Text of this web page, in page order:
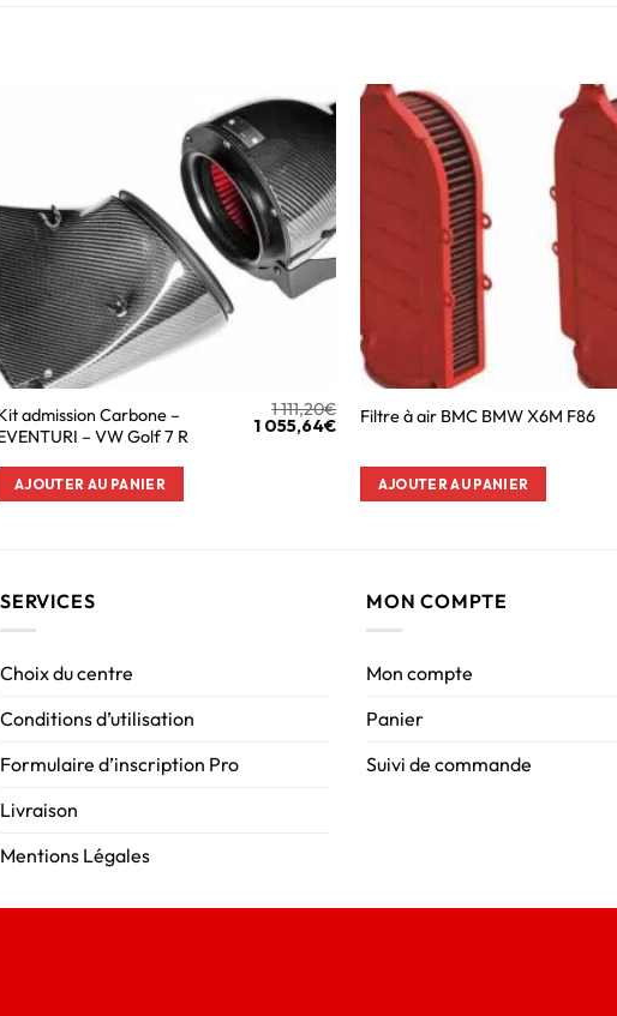
admission Carbone –
– VW Golf 7 R
1 111,20€
1 055,64€
AJOUTER AU PANIER
Filtre à air BMC BMW X6M F86
AJOUTER AU PANIER
SERVICES
Choix du centre
Conditions d’utilisation
Formulaire d’inscription Pro
Livraison
Mentions Légales
MON COMPTE
Mon compte
Panier
Suivi de commande